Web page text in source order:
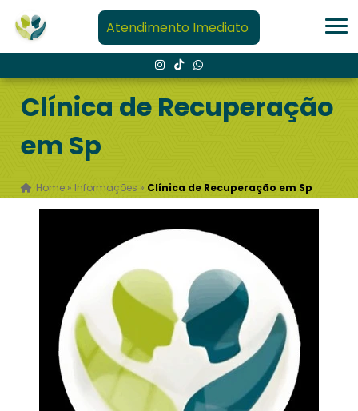
Atendimento Imediato
Clínica de Recuperação
em Sp
Home » Informações » Clínica de Recuperação em Sp